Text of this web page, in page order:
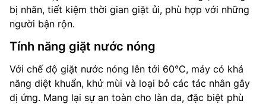
bị nhăn, tiết kiệm thời gian giặt ủi, phù hợp với những
người bận rộn.
Tính năng giặt nước nóng
Với chế độ giặt nước nóng lên tới 60°C, máy có khả
năng diệt khuẩn, khử mùi và loại bỏ các tác nhân gây
dị ứng. Mang lại sự an toàn cho làn da, đặc biệt phù